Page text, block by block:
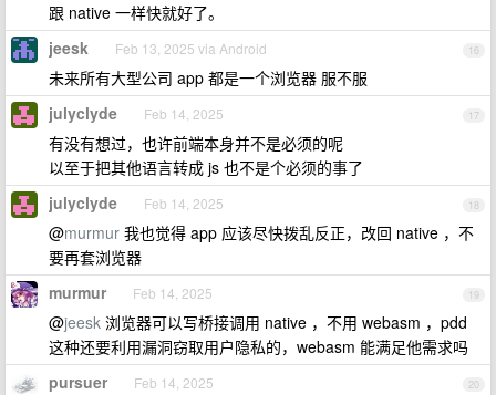
跟 native 一样快就好了。
16
jeesk Feb 13, 2025 via Android
未来所有大型公司 app 都是一个浏览器 服不服
17
julyclyde Feb 14, 2025
有没有想过，也许前端本身并不是必须的呢
以至于把其他语言转成 js 也不是个必须的事了
18
julyclyde Feb 14, 2025
@murmur 我也觉得 app 应该尽快拨乱反正，改回 native ，不
要再套浏览器
19
murmur Feb 14, 2025
@jeesk 浏览器可以写桥接调用 native ，不用 webasm ，pdd
这种还要利用漏洞窃取用户隐私的，webasm 能满足他需求吗
20
pursuer Feb 14, 2025